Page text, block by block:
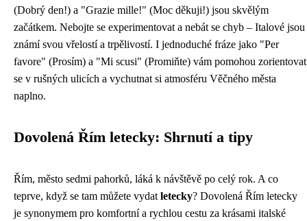
(Dobrý den!) a "Grazie mille!" (Moc děkuji!) jsou skvělým
začátkem. Nebojte se experimentovat a nebát se chyb – Italové jsou
známí svou vřelostí a trpělivostí. I jednoduché fráze jako "Per
favore" (Prosím) a "Mi scusi" (Promiňte) vám pomohou zorientovat
se v rušných ulicích a vychutnat si atmosféru Věčného města
naplno.
Dovolená Řím letecky: Shrnutí a tipy
Řím, město sedmi pahorků, láká k návštěvě po celý rok. A co
teprve, když se tam můžete vydat letecky? Dovolená Řím letecky
je synonymem pro komfortní a rychlou cestu za krásami italské